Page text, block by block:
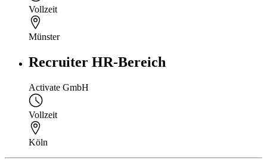
Vollzeit
Münster
Recruiter HR-Bereich
Activate GmbH
Vollzeit
Köln